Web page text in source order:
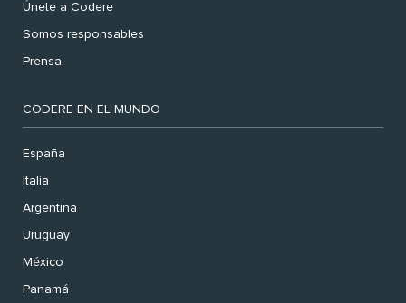
Únete a Codere
Somos responsables
Prensa
CODERE EN EL MUNDO
España
Italia
Argentina
Uruguay
México
Panamá